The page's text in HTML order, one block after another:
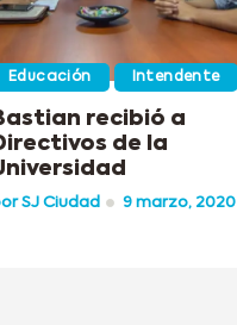
Educación Intendente
recibió a
de la
SJ Ciudad 9 marzo, 2020